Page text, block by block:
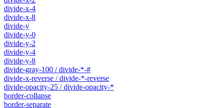
divide-x-4
divide-x-8
divide-y
divide-y-0
divide-y-2
divide-y-4
divide-y-8
divide-gray-100 / divide-*-#
divide-x-reverse / divide-*-reverse
divide-opacity-25 / divide-opacity-*
border-collapse
border-separate